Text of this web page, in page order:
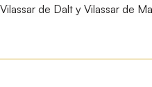
Vilassar de Dalt y Vilassar de